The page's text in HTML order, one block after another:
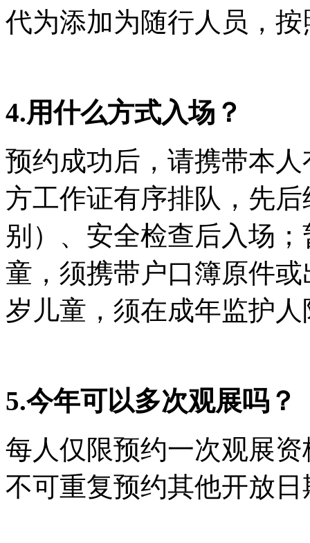
代为添加为随行人员，
4.用什么方式入场？
预约成功后，请携带本
方工作证有序排队，先
别）、安全检查后入场
童，须携带户口簿原件
岁儿童，须在成年监护
5.今年可以多次观展吗？
每人仅限预约一次观展
不可重复预约其他开放日